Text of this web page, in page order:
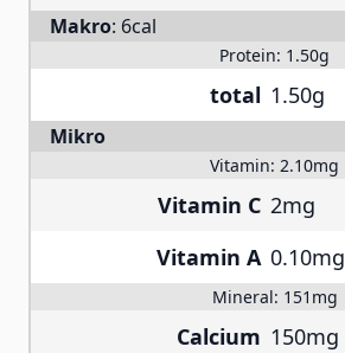
Makro: 6cal
Protein: 1.50g
total 1.50g
Mikro
Vitamin: 2.10mg
Vitamin C 2mg
Vitamin A 0.10mg
Mineral: 151mg
Calcium 150mg